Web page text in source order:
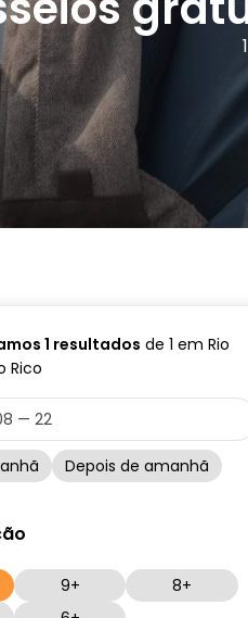
1 resultados de 1 em Rio
Rico
Depois de amanhã
9+
8+